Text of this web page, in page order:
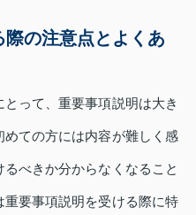
の注意点とよくあ
って、重要事項説明は大き
ての方には内容が難しく感
べきか分からなくなること
要事項説明を受ける際に特